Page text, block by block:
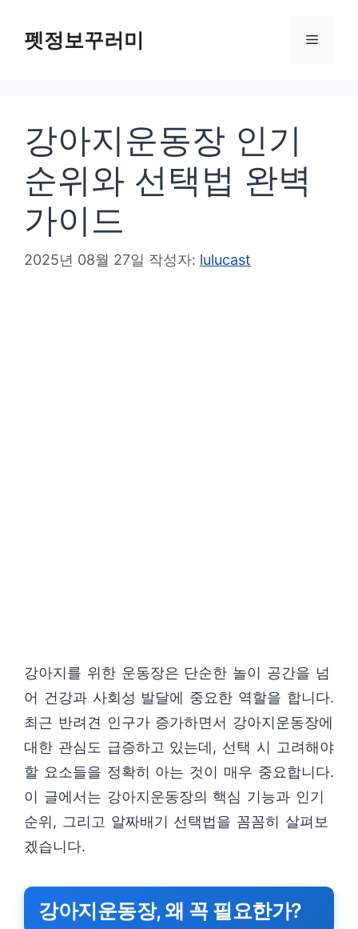
펫정보꾸러미 메
강아지운동장 인기
순위와 선택법 완벽
가이드
2025년 08월 27일 작성자: lulucast
강아지를 위한 운동장은 단순한 놀이 공간을 넘
어 건강과 사회성 발달에 중요한 역할을 합니다.
최근 반려견 인구가 증가하면서 강아지운동장에
대한 관심도 급증하고 있는데, 선택 시 고려해야
할 요소들을 정확히 아는 것이 매우 중요합니다.
이 글에서는 강아지운동장의 핵심 기능과 인기
순위, 그리고 알짜배기 선택법을 꼼꼼히 살펴보
겠습니다.
강아지운동장, 왜 꼭 필요한가?